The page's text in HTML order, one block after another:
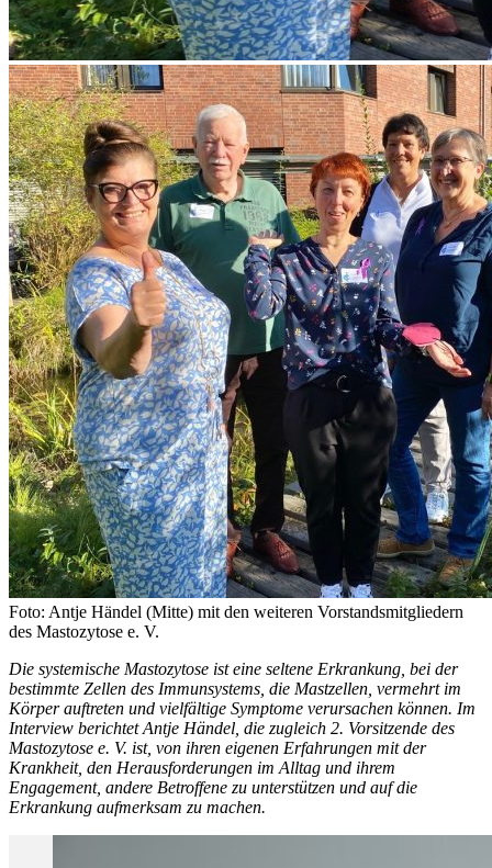
Foto: Antje Händel (Mitte) mit den weiteren Vorstandsmitgliedern
des Mastozytose e. V.
Die systemische Mastozytose ist eine seltene Erkrankung, bei der
bestimmte Zellen des Immunsystems, die Mastzellen, vermehrt im
Körper auftreten und vielfältige Symptome verursachen können. Im
Interview berichtet Antje Händel, die zugleich 2. Vorsitzende des
Mastozytose e. V. ist, von ihren eigenen Erfahrungen mit der
Krankheit, den Herausforderungen im Alltag und ihrem
Engagement, andere Betroffene zu unterstützen und auf die
Erkrankung aufmerksam zu machen.